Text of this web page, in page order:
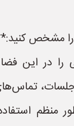
را مشخص
در این
منظم